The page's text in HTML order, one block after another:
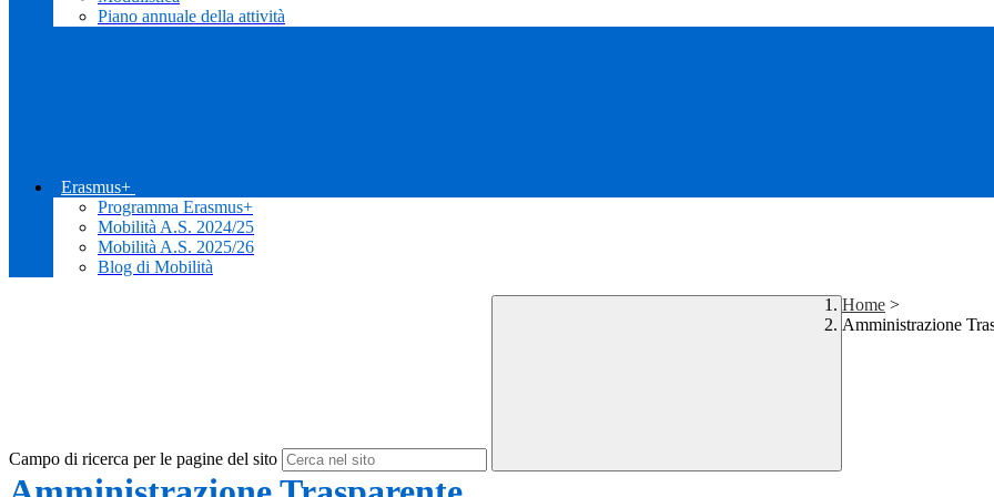
Piano annuale della attività
Erasmus+
Programma Erasmus+
Mobilità A.S. 2024/25
Mobilità A.S. 2025/26
Blog di Mobilità
Campo di ricerca per le pagine del sito
Home >
Amministrazione